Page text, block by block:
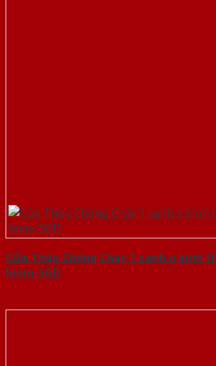
Cửa Thép Chống Cháy 1 canh o kinh
hiem-SGD